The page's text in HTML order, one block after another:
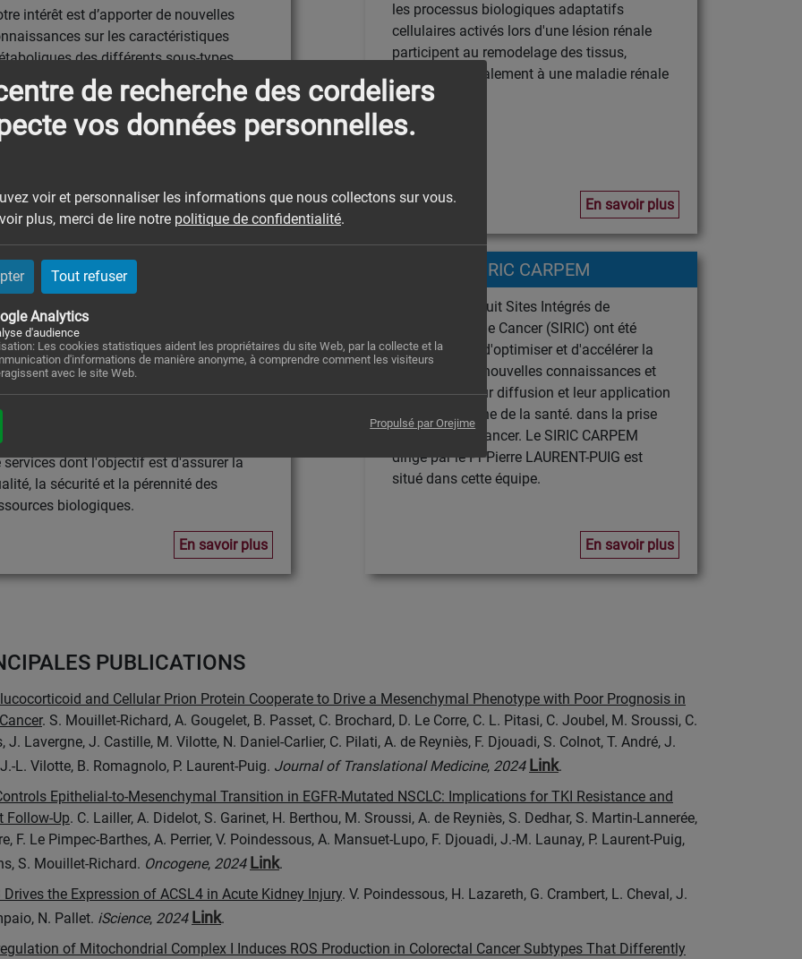
de recherche des cordeliers
vos données personnelles.
voir et personnaliser les informations que nous collectons sur vous.
plus, merci de lire notre politique de confidentialité.
Tout refuser
Analytics
d'audience
Les cookies statistiques aident les propriétaires du site Web, par la collecte et la
d'informations de manière anonyme, à comprendre comment les visiteurs
avec le site Web.
Propulsé par Orejime
intérêt est d’apporter de nouvelles
sur les caractéristiques
des différents sous-types
consensus (CMS) du cancer
en nous concentrant sur
du métabolisme énergétique
(oxydation des acides gras et
En savoir plus
les processus biologiques adaptatifs
cellulaires activés lors d'une lésion rénale
participent au remodelage des tissus,
conduisant finalement à une maladie rénale
chronique.
En savoir plus
de ressources biologiques CRB
EPIGENETEC
Centre de Ressources Biologiques (CRB
a été créé pour gérer les
d'échantillons indispensables à nos
Le CRB est un élément essentiel
notre groupe de recherche : c'est à la fois
centre de conservation et un prestataire
services dont l'objectif est d'assurer la
la sécurité et la pérennité des
biologiques.
En savoir plus
SIRIC CARPEM
Depuis 2011, huit Sites Intégrés de
Recherche sur le Cancer (SIRIC) ont été
labellisés afin d'optimiser et d'accélérer la
production de nouvelles connaissances et
de favoriser leur diffusion et leur application
dans le domaine de la santé. dans la prise
en charge du cancer. Le SIRIC CARPEM
dirigé par le Pr Pierre LAURENT-PUIG est
situé dans cette équipe.
En savoir plus
PUBLICATIONS
and Cellular Prion Protein Cooperate to Drive a Mesenchymal Phenotype with Poor Prognosis in
. S. Mouillet-Richard, A. Gougelet, B. Passet, C. Brochard, D. Le Corre, C. L. Pitasi, C. Joubel, M. Sroussi, C.
J. Lavergne, J. Castille, M. Vilotte, N. Daniel-Carlier, C. Pilati, A. de Reyniès, F. Djouadi, S. Colnot, T. André, J.
L. Vilotte, B. Romagnolo, P. Laurent-Puig. Journal of Translational Medicine, 2024 Link.
Epithelial-to-Mesenchymal Transition in EGFR-Mutated NSCLC: Implications for TKI Resistance and
Follow-Up. C. Lailler, A. Didelot, S. Garinet, H. Berthou, M. Sroussi, A. de Reyniès, S. Dedhar, S. Martin-Lannerée,
F. Le Pimpec-Barthes, A. Perrier, V. Poindessous, A. Mansuet-Lupo, F. Djouadi, J.-M. Launay, P. Laurent-Puig,
S. Mouillet-Richard. Oncogene, 2024 Link.
Drives the Expression of ACSL4 in Acute Kidney Injury. V. Poindessous, H. Lazareth, G. Crambert, L. Cheval, J.
N. Pallet. iScience, 2024 Link.
of Mitochondrial Complex I Induces ROS Production in Colorectal Cancer Subtypes That Differently